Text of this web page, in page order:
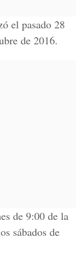
el pasado 28
de 2016.
de 9:00 de la
sábados de